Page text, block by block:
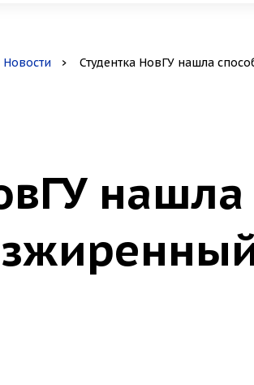
Новости Студентка НовГУ нашла